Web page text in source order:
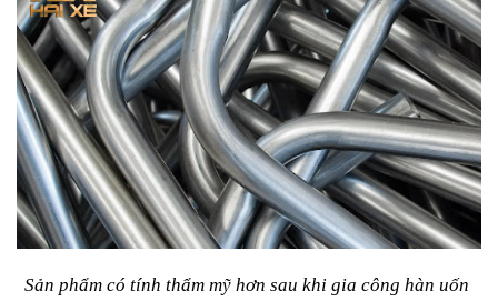
Sản phẩm có tính thẩm mỹ hơn sau khi gia công hàn uốn